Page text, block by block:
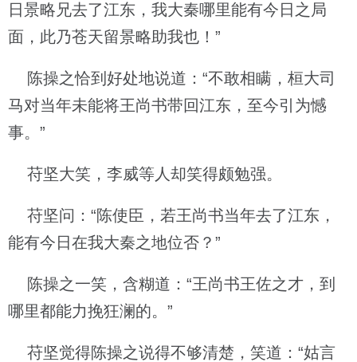
日景略兄去了江东，我大秦哪里能有今日之局
面，此乃苍天留景略助我也！”
陈操之恰到好处地说道：“不敢相瞒，桓大司
马对当年未能将王尚书带回江东，至今引为憾
事。”
苻坚大笑，李威等人却笑得颇勉强。
苻坚问：“陈使臣，若王尚书当年去了江东，
能有今日在我大秦之地位否？”
陈操之一笑，含糊道：“王尚书王佐之才，到
哪里都能力挽狂澜的。”
苻坚觉得陈操之说得不够清楚，笑道：“姑言